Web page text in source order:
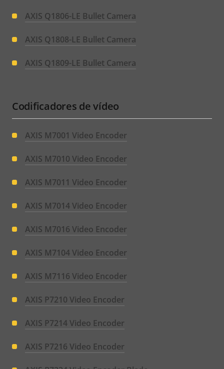
AXIS Q1806-LE Bullet Camera
AXIS Q1808-LE Bullet Camera
AXIS Q1809-LE Bullet Camera
Codificadores de vídeo
AXIS M7001 Video Encoder
AXIS M7010 Video Encoder
AXIS M7011 Video Encoder
AXIS M7014 Video Encoder
AXIS M7016 Video Encoder
AXIS M7104 Video Encoder
AXIS M7116 Video Encoder
AXIS P7210 Video Encoder
AXIS P7214 Video Encoder
AXIS P7216 Video Encoder